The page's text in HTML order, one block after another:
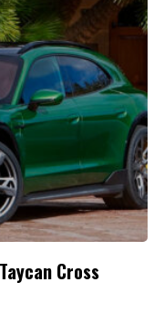
Cross